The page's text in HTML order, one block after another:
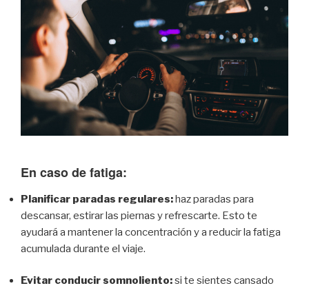
En caso de fatiga:
Planificar paradas regulares:haz paradas para
descansar, estirar las piernas y refrescarte. Esto te
ayudará a mantener la concentración y a reducir la fatiga
acumulada durante el viaje.
Evitar conducir somnoliento:si te sientes cansado